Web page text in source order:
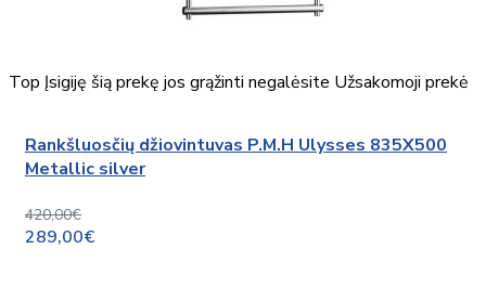
Top Įsigiję šią prekę jos grąžinti negalėsite Užsakomoji prekė
Rankšluosčių džiovintuvas P.M.H Ulysses 835X500
Metallic silver
420,00€
289,00€